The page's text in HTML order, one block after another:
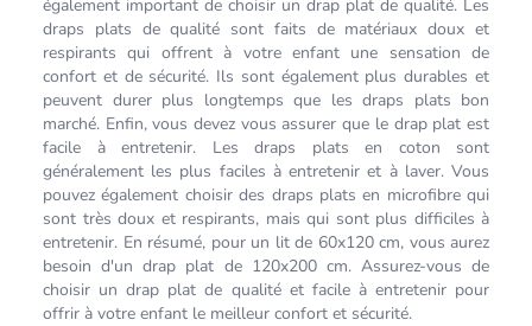
également important de choisir un drap plat de qualité. Les
draps plats de qualité sont faits de matériaux doux et
respirants qui offrent à votre enfant une sensation de
confort et de sécurité. Ils sont également plus durables et
peuvent durer plus longtemps que les draps plats bon
marché. Enfin, vous devez vous assurer que le drap plat est
facile à entretenir. Les draps plats en coton sont
généralement les plus faciles à entretenir et à laver. Vous
pouvez également choisir des draps plats en microfibre qui
sont très doux et respirants, mais qui sont plus difficiles à
entretenir. En résumé, pour un lit de 60x120 cm, vous aurez
besoin d'un drap plat de 120x200 cm. Assurez-vous de
choisir un drap plat de qualité et facile à entretenir pour
offrir à votre enfant le meilleur confort et sécurité.